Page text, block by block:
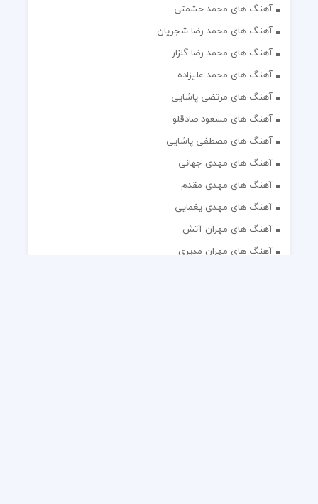
آهنگ های محمد حشمتی
آهنگ های محمد رضا شجریان
آهنگ های محمد رضا گلزار
آهنگ های محمد علیزاده
آهنگ های مرتضی پاشایی
آهنگ های مسعود صادقلو
آهنگ های مصطفی پاشایی
آهنگ های مهدی جهانی
آهنگ های مهدی مقدم
آهنگ های مهدی یغمایی
آهنگ های مهران آتش
آهنگ های مهران مدیری